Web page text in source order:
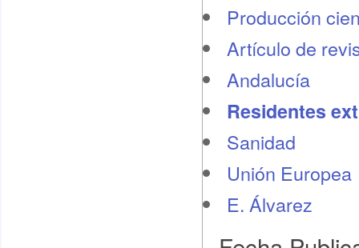
Producción
Artículo de
Andalucía
Residentes
Sanidad
Unión Europea
E. Álvarez